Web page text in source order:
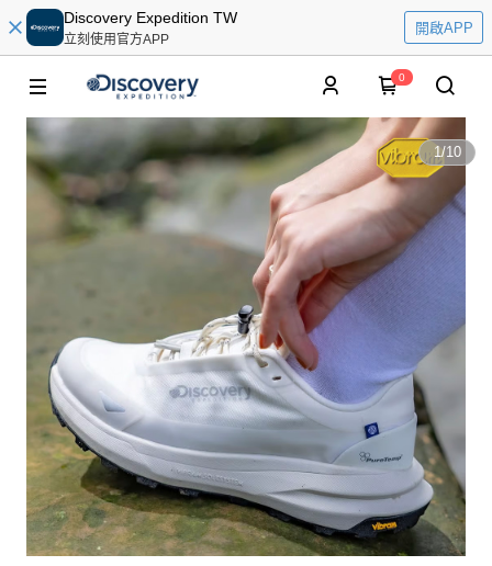
Discovery Expedition TW
立刻使用官方APP
開啟APP
0
1/10